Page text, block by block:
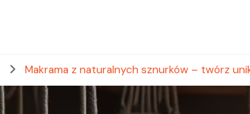
Makrama z naturalnych sznurków – twórz